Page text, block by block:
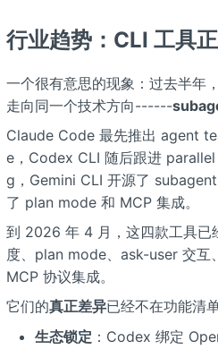
行业趋势：CLI 工具
一个很有意思的现象：过去半年
走向同一个技术方向------
Claude Code 最先推出 agent
e，Codex CLI 随后跟进
g，Gemini CLI 开源了
了 plan mode 和 MCP 集成。
到 2026 年 4 月，这四款工具已
度、plan mode、ask-user 交互
MCP 协议集成。
它们的真正差异已经不在功能清
生态锁定 ：Codex 绑定